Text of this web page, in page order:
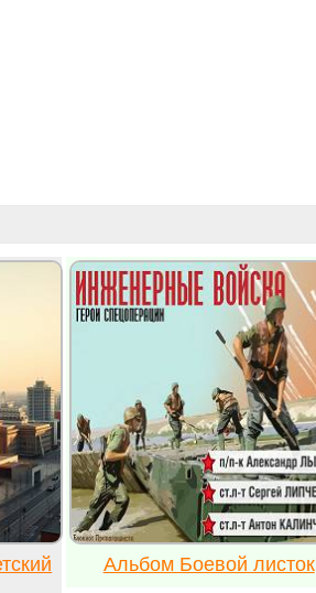
Альбом Боевой листок